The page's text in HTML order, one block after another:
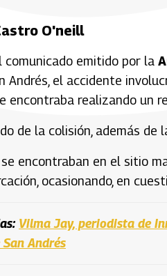
O'neill
comunicado emitido por la
Andrés, el accidente
encontraba realizando un
de la colisión, además de
encontraban en el sitio
ocasionando, en
Vilma Jay, periodista de
Andrés